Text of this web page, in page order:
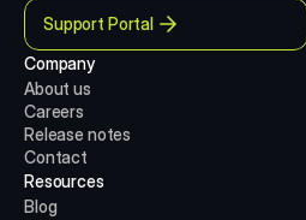
Support Portal
Company
About us
Careers
Release notes
Contact
Resources
Blog